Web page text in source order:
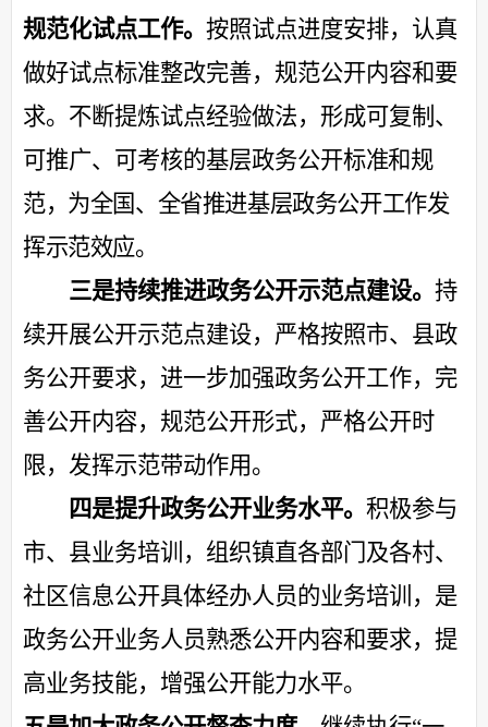
规范化试点工作。 按照试点进度安排，认真
做好试点标准整改完善，规范公开内容和要
求。不断提炼试点经验做法， 形成可复制、
可推广、可考核的基层政务公开标准和规
范，为全国、全省推进基层政务公开工作发
挥示范效应。
三是持续推进政务公开示范点建设。持
续开展公开示范点建设， 严格按照市、 县政
务公开要求， 进一步加强政务公开工作， 完
善公开内容， 规范公开形式， 严格公开时
限，发挥示范带动作用。
四是提升政务公开业务水平。积极参与
市、县业务培训，组织镇直各部门及各村、
社区信息公开具体经办人员的业务培训， 是
政务公开业务人员熟悉公开内容和要求，提
高业务技能，增强公开能力水平。